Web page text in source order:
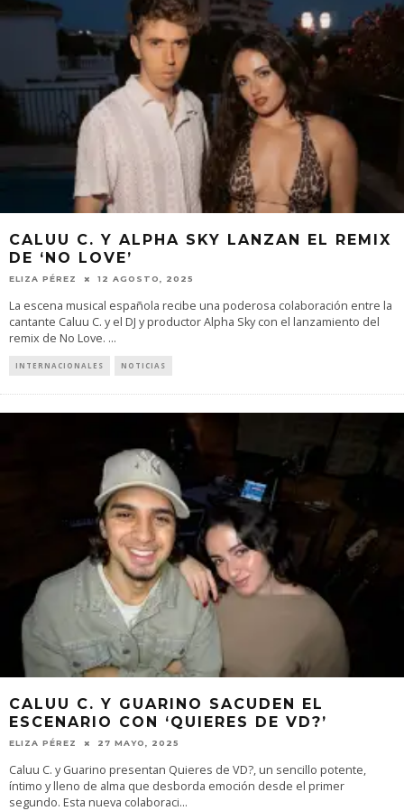
CALUU C. Y ALPHA SKY LANZAN EL REMIX
DE ‘NO LOVE’
ELIZA PÉREZ 12 AGOSTO, 2025
La escena musical española recibe una poderosa colaboración entre la
cantante Caluu C. y el DJ y productor Alpha Sky con el lanzamiento del
remix de No Love. ...
INTERNACIONALES NOTICIAS
CALUU C. Y GUARINO SACUDEN EL
ESCENARIO CON ‘QUIERES DE VD?’
ELIZA PÉREZ 27 MAYO, 2025
Caluu C. y Guarino presentan Quieres de VD?, un sencillo potente,
íntimo y lleno de alma que desborda emoción desde el primer
segundo. Esta nueva colaboraci...